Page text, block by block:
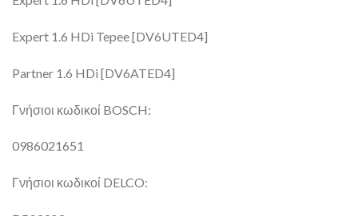
Expert 1.6 HDi Tepee [DV6UTED4]
Partner 1.6 HDi [DV6ATED4]
Γνήσιοι κωδικοί BOSCH:
0986021651
Γνήσιοι κωδικοί DELCO: